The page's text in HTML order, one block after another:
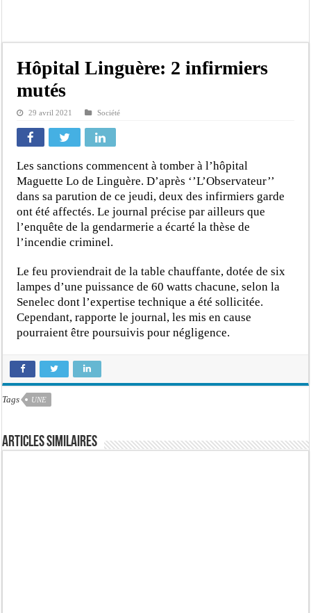
Le Sénégal bénéficie de trois nouveaux financements de la Banque mondiale
Linguère : Un élève de 14 ans meurt noyé dans un bassin de rétention
Gamou 1448 H / 2026 : le Comité scientifique dévoile les fondements du thème
Assemblée nationale : Sonko valide onze dossiers chauds
Passation de service au 3FPT : Soulèye Kane officiellement installé, il décline
Hôpital Linguère: 2 infirmiers
mutés
29 avril 2021 Société
Les sanctions commencent à tomber à l’hôpital
Maguette Lo de Linguère. D’après ‘’L’Observateur’’
dans sa parution de ce jeudi, deux des infirmiers garde
ont été affectés. Le journal précise par ailleurs que
l’enquête de la gendarmerie a écarté la thèse de
l’incendie criminel.
Le feu proviendrait de la table chauffante, dotée de six
lampes d’une puissance de 60 watts chacune, selon la
Senelec dont l’expertise technique a été sollicitée.
Cependant, rapporte le journal, les mis en cause
pourraient être poursuivis pour négligence.
Tags UNE
Articles similaires